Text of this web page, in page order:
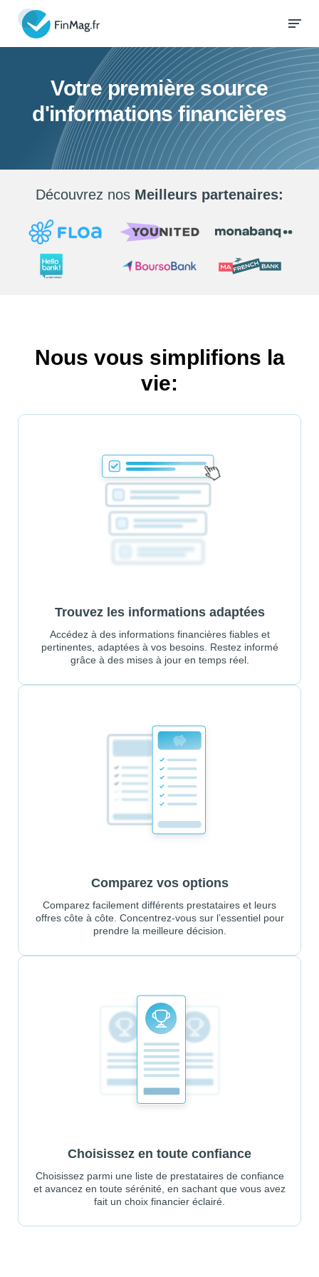
Votre première source
d'informations financières
Découvrez nos Meilleurs partenaires:
Nous vous simplifions la
vie:
Trouvez les informations adaptées
Accédez à des informations financières fiables et
pertinentes, adaptées à vos besoins. Restez informé
grâce à des mises à jour en temps réel.
Comparez vos options
Comparez facilement différents prestataires et leurs
offres côte à côte. Concentrez-vous sur l’essentiel pour
prendre la meilleure décision.
Choisissez en toute confiance
Choisissez parmi une liste de prestataires de confiance
et avancez en toute sérénité, en sachant que vous avez
fait un choix financier éclairé.